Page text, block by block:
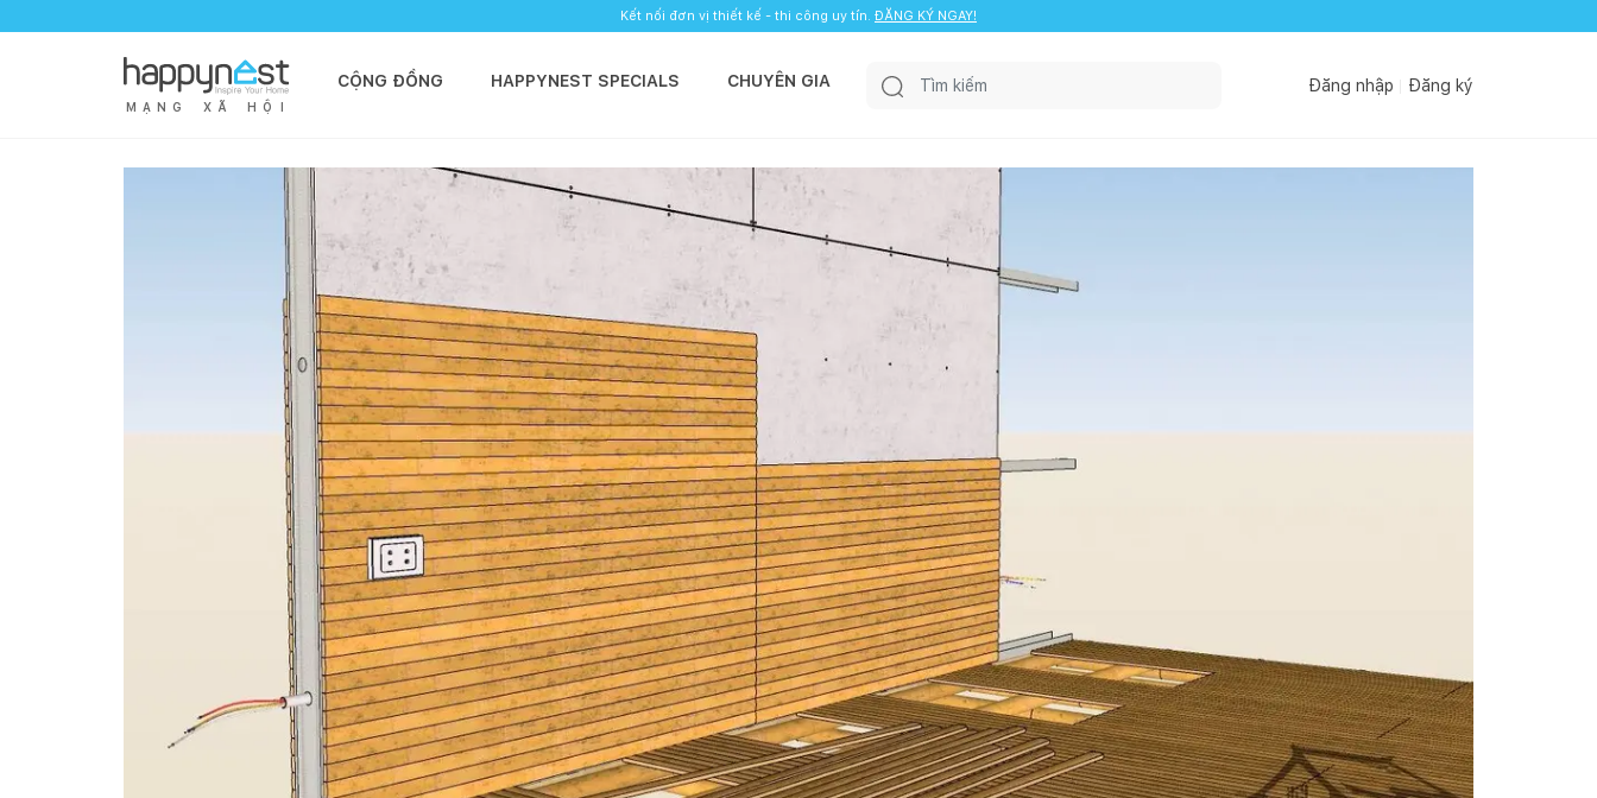
Kết nối đơn vị thiết kế - thi công uy tín. ĐĂNG KÝ NGAY!
M Ạ N G X Ã H Ộ I
CỘNG ĐỒNG HAPPYNEST SPECIALS CHUYÊN GIA Đăng nhập Đăng ký